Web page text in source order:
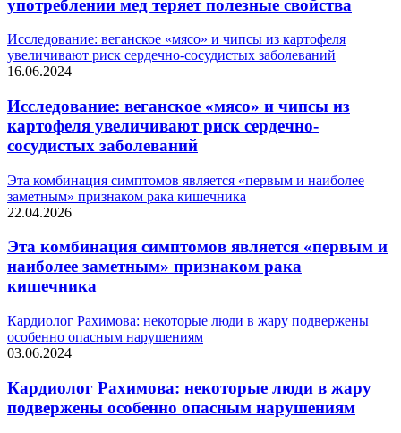
употреблении мед теряет полезные свойства
Исследование: веганское «мясо» и чипсы из картофеля
увеличивают риск сердечно-сосудистых заболеваний
16.06.2024
Исследование: веганское «мясо» и чипсы из
картофеля увеличивают риск сердечно-
сосудистых заболеваний
Эта комбинация симптомов является «первым и наиболее
заметным» признаком рака кишечника
22.04.2026
Эта комбинация симптомов является «первым и
наиболее заметным» признаком рака
кишечника
Кардиолог Рахимова: некоторые люди в жару подвержены
особенно опасным нарушениям
03.06.2024
Кардиолог Рахимова: некоторые люди в жару
подвержены особенно опасным нарушениям